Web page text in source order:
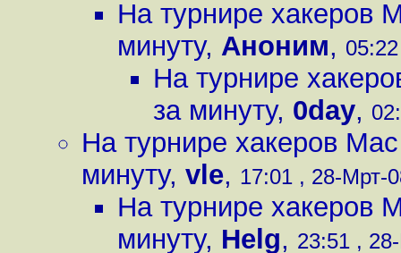
На турнире хакеров
минуту, Аноним,
На турнире
за минуту, 0day,
На турнире хакеров
минуту, vle, 17:01 , 28-Мрт-
На турнире хакеров
минуту, Helg, 23:51 ,